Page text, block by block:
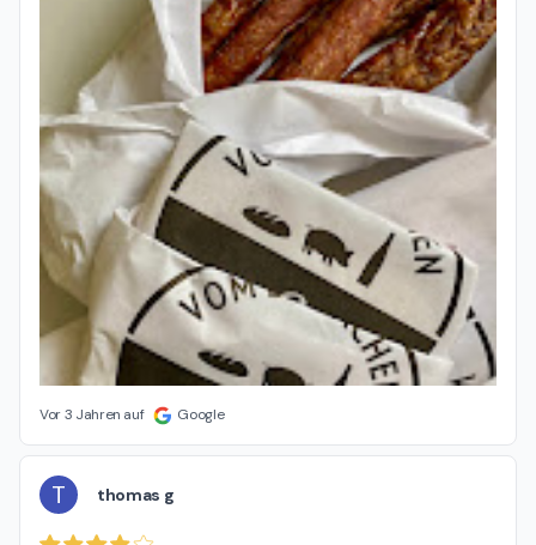
Vor 3 Jahren auf Google
T thomas g